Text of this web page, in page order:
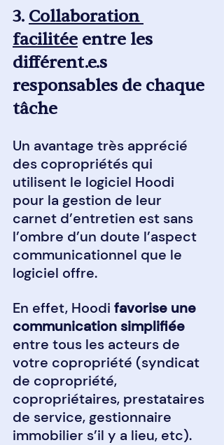
3. Collaboration
facilitée entre les
différent.e.s
responsables de chaque
tâche
Un avantage très apprécié
des copropriétés qui
utilisent le logiciel Hoodi
pour la gestion de leur
carnet d’entretien est sans
l’ombre d’un doute l’aspect
communicationnel que le
logiciel offre.
En effet, Hoodi favorise une
communication simplifiée
entre tous les acteurs de
votre copropriété (syndicat
de copropriété,
copropriétaires, prestataires
de service, gestionnaire
immobilier s’il y a lieu, etc).